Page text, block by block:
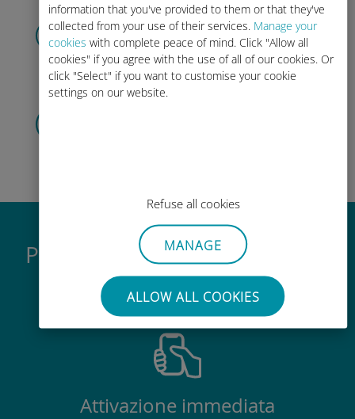
information that you've provided to them or that they've
collected from your use of their services. Manage your
cookies with complete peace of mind. Click "Allow all
cookies" if you agree with the use of all of our cookies. Or
click "Select" if you want to customise your cookie
settings on our website.
Refuse all cookies
MANAGE
ALLOW ALL COOKIES
Abbonatial piano mensile
Locale, regionaleo globale.
Copriamo tutte le tue esigenze!
Perché la eSIM internazionale
di Ubigi è così grande
Attivazione immediata